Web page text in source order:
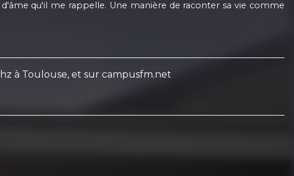
qu'il me rappelle. Une manière de raconter sa vie comme
à Toulouse, et sur campusfm.net